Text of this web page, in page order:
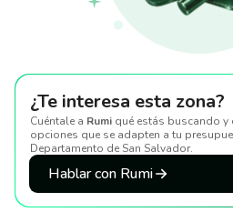
¿Te interesa esta zona?
Cuéntale a Rumi qué estás buscando y
opciones que se adapten a tu
Departamento de San Salvador.
Hablar con Rumi